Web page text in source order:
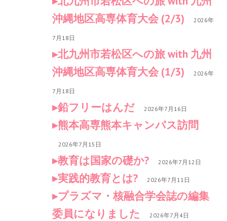
沖縄地区高専体育大会 (2/3)
2026年
7月18日
北九州市若松区への旅 with 九州
沖縄地区高専体育大会 (1/3)
2026年
7月18日
鉛フリーはんだ 2026年7月16日
熊本高専熊本キャンパス訪問
2026年7月15日
教育は国家の礎か? 2026年7月12日
実践的教育とは? 2026年7月11日
プラズマ・核融合学会誌の編集
委員になりました
2026年7月4日